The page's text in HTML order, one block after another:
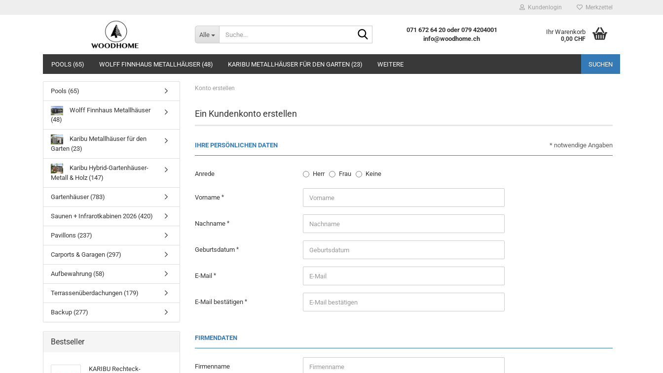
Kundenlogin
Passwort vergessen?
Merkzettel
Alle
071 672 64 20 oder 079 4204001
info@woodhome.ch
Ihr Warenkorb
0,00 CHF
POOLS (65) WOLFF FINNHAUS METALLHÄUSER (48) KARIBU METALLHÄUSER FÜR DEN GARTEN (23) SUCHEN
WEITERE
Konto erstellen
Ein Kundenkonto erstellen
IHRE PERSÖNLICHEN DATEN
Anrede Herr Frau Keine
Vorname
Nachname
Geburtsdatum
E-Mail
E-Mail bestätigen
FIRMENDATEN
Firmenname
* notwendige Angaben
Pools (65)
Wolff Finnhaus Metallhäuser
(48)
Karibu Metallhäuser für den
Garten (23)
Karibu Hybrid-Gartenhäuser-
Metall & Holz (147)
Gartenhäuser (783)
Saunen + Infrarotkabinen 2026 (420)
Pavillons (237)
Carports & Garagen (297)
Aufbewahrung (58)
Terrassenüberdachungen (179)
Backup (277)
Bestseller
KARIBU Rechteck-